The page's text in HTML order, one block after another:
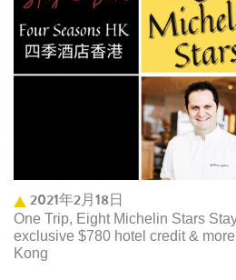
2021年2月18日
One Trip, Eight Michelin Stars
exclusive $780 hotel credit &
Kong